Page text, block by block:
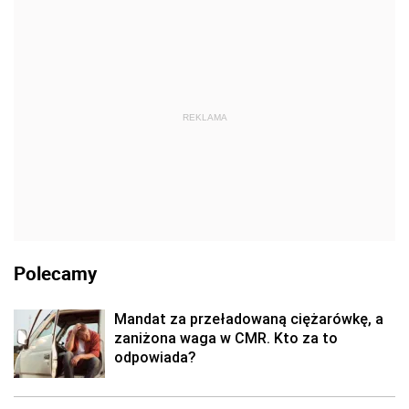
REKLAMA
Polecamy
Mandat za przeładowaną ciężarówkę, a
zaniżona waga w CMR. Kto za to
odpowiada?